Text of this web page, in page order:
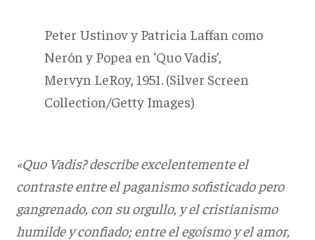
Peter Ustinov y Patricia Laffan como
Nerón y Popea en ‘Quo Vadis’,
Mervyn LeRoy, 1951. (Silver Screen
Collection/Getty Images)
«Quo Vadis? describe excelentemente el
contraste entre el paganismo sofisticado pero
gangrenado, con su orgullo, y el cristianismo
humilde y confiado; entre el egoísmo y el amor,